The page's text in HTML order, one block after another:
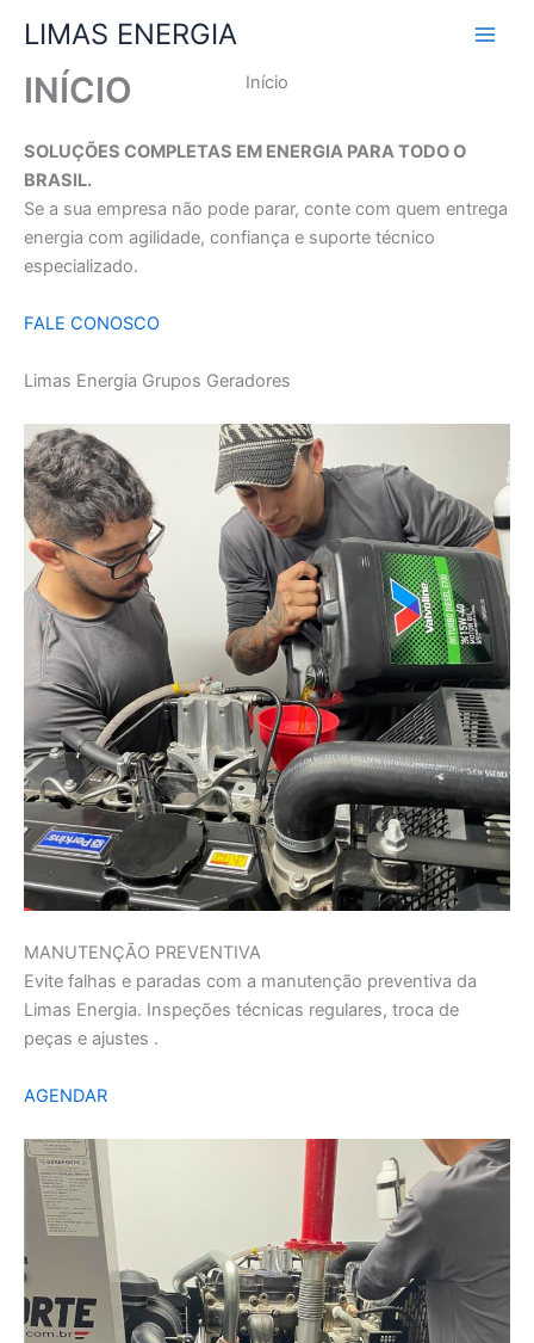
para
conteúdo
LIMAS ENERGIA
Início
INÍCIO
SOLUÇÕES COMPLETAS EM ENERGIA PARA TODO O
BRASIL.
Se a sua empresa não pode parar, conte com quem entrega
energia com agilidade, confiança e suporte técnico
especializado.
FALE CONOSCO
Limas Energia Grupos Geradores
MANUTENÇÃO PREVENTIVA
Evite falhas e paradas com a manutenção preventiva da
Limas Energia. Inspeções técnicas regulares, troca de
peças e ajustes .
AGENDAR